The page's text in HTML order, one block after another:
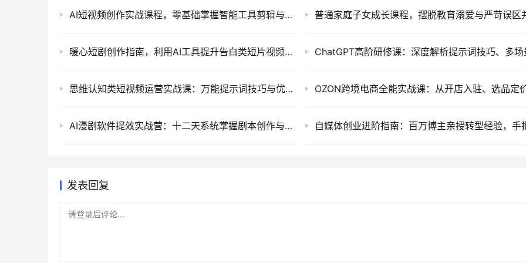
AI短视频创作实战课程，零基础掌握智能工具剪辑与短剧口播视频制作技巧
暖心短剧创作指南，利用AI工具提升告白类短片视频镜头把控与实操课程
思维认知类短视频运营实战课：万能提示词技巧与优质口播作品制作指南
AI漫剧软件提效实战营：十二天系统掌握剧本创作与高效制作变现课程
发表回复
请登录后评论...